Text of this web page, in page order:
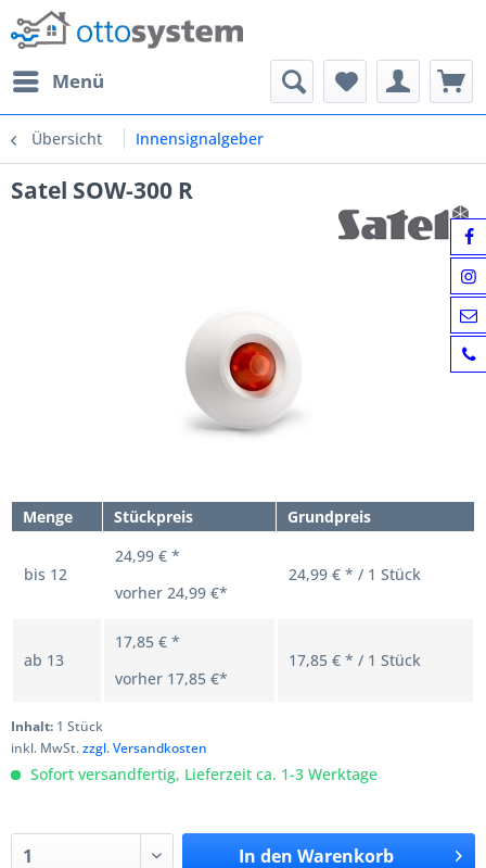
Menü
Übersicht Innensignalgeber
Satel SOW-300 R
Menge Stückpreis Grundpreis
bis 12
24,99 € *
vorher 24,99 €*
24,99 € * / 1 Stück
ab 13
17,85 € *
vorher 17,85 €*
17,85 € * / 1 Stück
Inhalt: 1 Stück
inkl. MwSt.zzgl. Versandkosten
Sofort versandfertig, Lieferzeit ca. 1-3 Werktage
In den Warenkorb